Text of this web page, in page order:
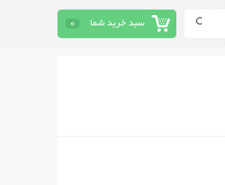
سبد خرید شما 0